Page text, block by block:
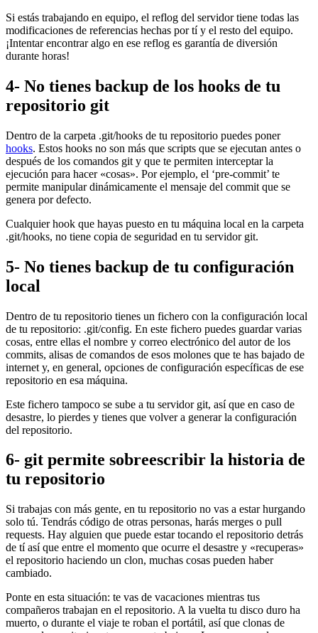
Si estás trabajando en equipo, el reflog del servidor tiene todas las
modificaciones de referencias hechas por tí y el resto del equipo.
¡Intentar encontrar algo en ese reflog es garantía de diversión
durante horas!
4- No tienes backup de los hooks de tu
repositorio git
Dentro de la carpeta .git/hooks de tu repositorio puedes poner
hooks. Estos hooks no son más que scripts que se ejecutan antes o
después de los comandos git y que te permiten interceptar la
ejecución para hacer «cosas». Por ejemplo, el ‘pre-commit’ te
permite manipular dinámicamente el mensaje del commit que se
genera por defecto.
Cualquier hook que hayas puesto en tu máquina local en la carpeta
.git/hooks, no tiene copia de seguridad en tu servidor git.
5- No tienes backup de tu configuración
local
Dentro de tu repositorio tienes un fichero con la configuración local
de tu repositorio: .git/config. En este fichero puedes guardar varias
cosas, entre ellas el nombre y correo electrónico del autor de los
commits, alisas de comandos de esos molones que te has bajado de
internet y, en general, opciones de configuración específicas de ese
repositorio en esa máquina.
Este fichero tampoco se sube a tu servidor git, así que en caso de
desastre, lo pierdes y tienes que volver a generar la configuración
del repositorio.
6- git permite sobreescribir la historia de
tu repositorio
Si trabajas con más gente, en tu repositorio no vas a estar hurgando
solo tú. Tendrás código de otras personas, harás merges o pull
requests. Hay alguien que puede estar tocando el repositorio detrás
de tí así que entre el momento que ocurre el desastre y «recuperas»
el repositorio haciendo un clon, muchas cosas pueden haber
cambiado.
Ponte en esta situación: te vas de vacaciones mientras tus
compañeros trabajan en el repositorio. A la vuelta tu disco duro ha
muerto, o durante el viaje te roban el portátil, así que clonas de